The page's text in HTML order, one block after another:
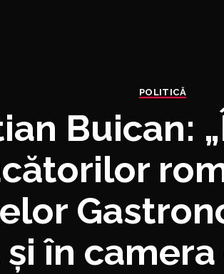
POLITICĂ
Buican:
în